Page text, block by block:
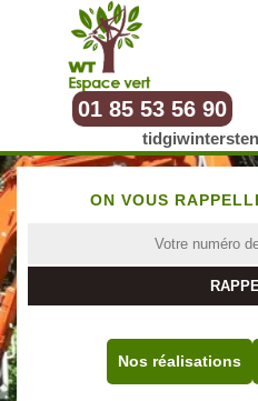
01 85 53 56 90
ON VOUS
Nos réalisations